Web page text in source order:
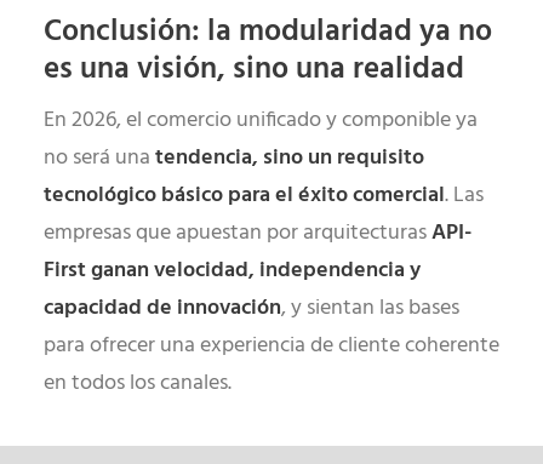
Conclusión: la modularidad ya no
es una visión, sino una realidad
En 2026, el comercio unificado y componible ya
no será unatendencia, sino un requisito
tecnológico básico para el éxito comercial. Las
empresas que apuestan por arquitecturasAPI-
First ganan velocidad, independencia y
capacidad de innovación, y sientan las bases
para ofrecer una experiencia de cliente coherente
en todos los canales.